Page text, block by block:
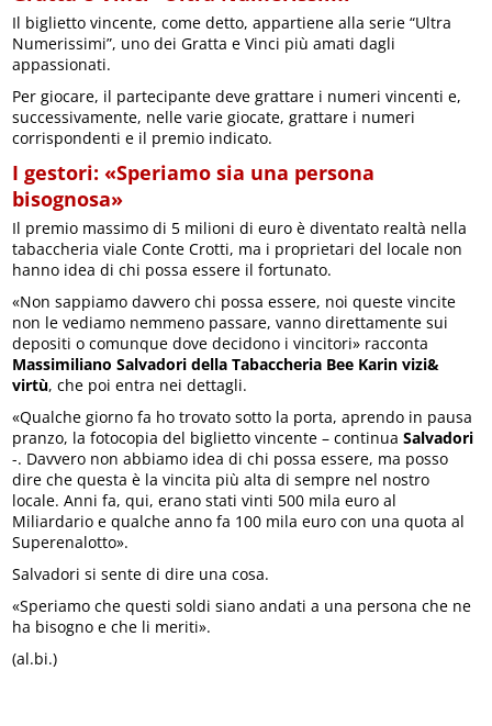
Il biglietto vincente, come detto, appartiene alla serie “Ultra
Numerissimi”, uno dei Gratta e Vinci più amati dagli
appassionati.
Per giocare, il partecipante deve grattare i numeri vincenti e,
successivamente, nelle varie giocate, grattare i numeri
corrispondenti e il premio indicato.
I gestori: «Speriamo sia una persona
bisognosa»
Il premio massimo di 5 milioni di euro è diventato realtà nella
tabaccheria viale Conte Crotti, ma i proprietari del locale non
hanno idea di chi possa essere il fortunato.
«Non sappiamo davvero chi possa essere, noi queste vincite
non le vediamo nemmeno passare, vanno direttamente sui
depositi o comunque dove decidono i vincitori» racconta
Massimiliano Salvadori della Tabaccheria Bee Karin vizi&
virtù, che poi entra nei dettagli.
«Qualche giorno fa ho trovato sotto la porta, aprendo in pausa
pranzo, la fotocopia del biglietto vincente – continuaSalvadori
-. Davvero non abbiamo idea di chi possa essere, ma posso
dire che questa è la vincita più alta di sempre nel nostro
locale. Anni fa, qui, erano stati vinti 500 mila euro al
Miliardario e qualche anno fa 100 mila euro con una quota al
Superenalotto».
Salvadori si sente di dire una cosa.
«Speriamo che questi soldi siano andati a una persona che ne
ha bisogno e che li meriti».
(al.bi.)